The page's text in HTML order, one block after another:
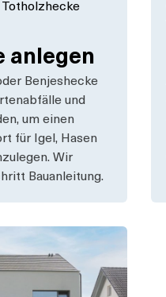
Totholzhecke
anlegen​
Benjeshecke
und
um einen
für Igel, Hasen
Wir
Bauanleitung.